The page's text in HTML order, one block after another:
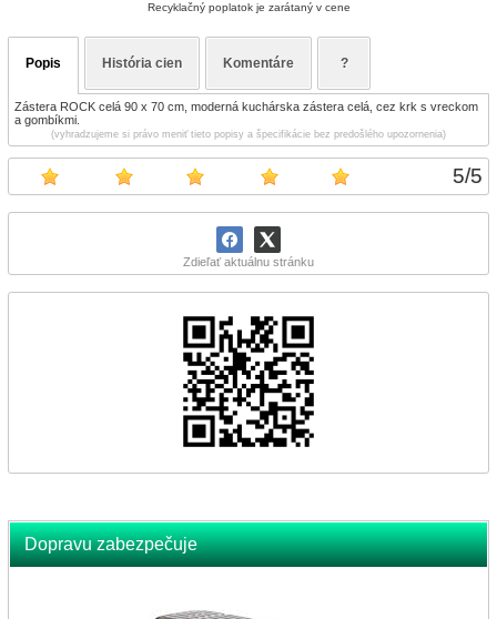
5/5
Zdieľať aktuálnu stránku
Dopravu zabezpečuje
Recyklačný poplatok je zarátaný v cene
Popis História cien Komentáre ?
Zástera ROCK celá 90 x 70 cm, moderná kuchárska zástera celá, cez krk s vreckom
a gombíkmi.
(vyhradzujeme si právo meniť tieto popisy a špecifikácie bez predošlého upozornenia)